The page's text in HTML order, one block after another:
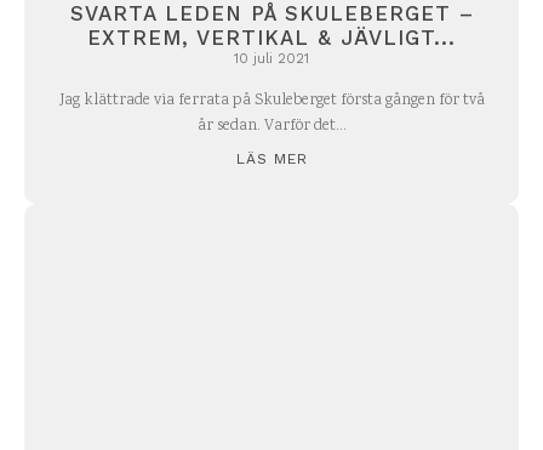
SVARTA LEDEN PÅ SKULEBERGET –
EXTREM, VERTIKAL & JÄVLIGT...
10 juli 2021
Jag klättrade via ferrata på Skuleberget första gången för två
år sedan. Varför det...
LÄS MER